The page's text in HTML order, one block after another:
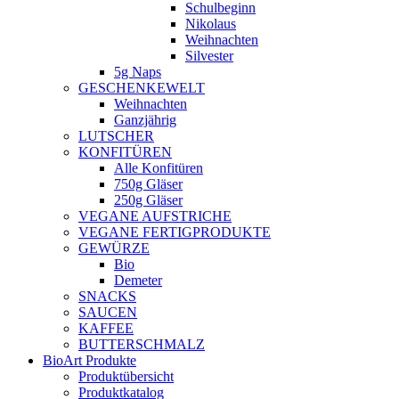
Schulbeginn
Nikolaus
Weihnachten
Silvester
5g Naps
GESCHENKEWELT
Weihnachten
Ganzjährig
LUTSCHER
KONFITÜREN
Alle Konfitüren
750g Gläser
250g Gläser
VEGANE AUFSTRICHE
VEGANE FERTIGPRODUKTE
GEWÜRZE
Bio
Demeter
SNACKS
SAUCEN
KAFFEE
BUTTERSCHMALZ
BioArt Produkte
Produktübersicht
Produktkatalog